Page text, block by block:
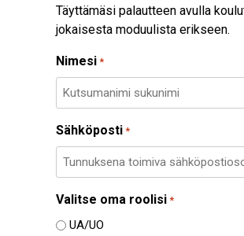
Täyttämäsi palautteen avulla
jokaisesta moduulista erikseen.
Nimesi *
Sähköposti *
Valitse oma roolisi *
UA/UO